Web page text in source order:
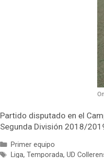
Partido disputado en el
Segunda División 2018/
Primer equipo
Liga, Temporada, UD